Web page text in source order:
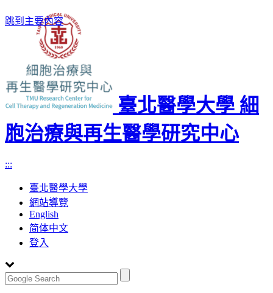
跳到主要內容
臺北醫學大學 細
胞治療與再生醫學研究中心
:::
臺北醫學大學
網站導覽
English
简体中文
登入